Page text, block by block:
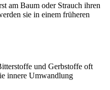
am Baum oder Strauch ihren
sie in einem früheren
und Gerbstoffe oft
innere Umwandlung